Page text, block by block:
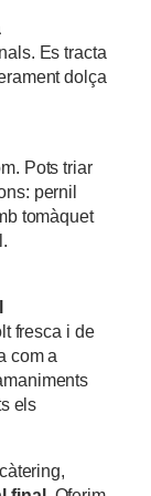
Es tracta
dolça
Pots triar
pernil
tomàquet
fresca i de
com a
els